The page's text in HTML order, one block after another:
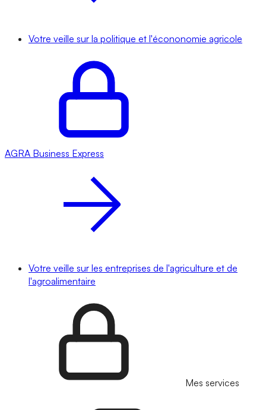
Votre veille sur la politique et l'écononomie agricole
AGRA Business Express
Votre veille sur les entreprises de l'agriculture et de
l'agroalimentaire
Mes services